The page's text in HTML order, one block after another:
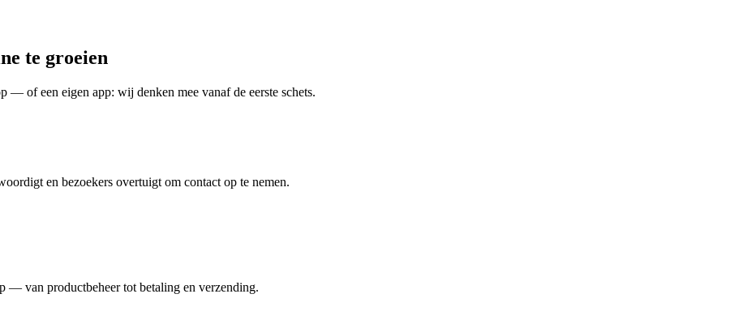
te groeien
— of een eigen app: wij denken mee vanaf de eerste schets.
en bezoekers overtuigt om contact op te nemen.
— van productbeheer tot betaling en verzending.